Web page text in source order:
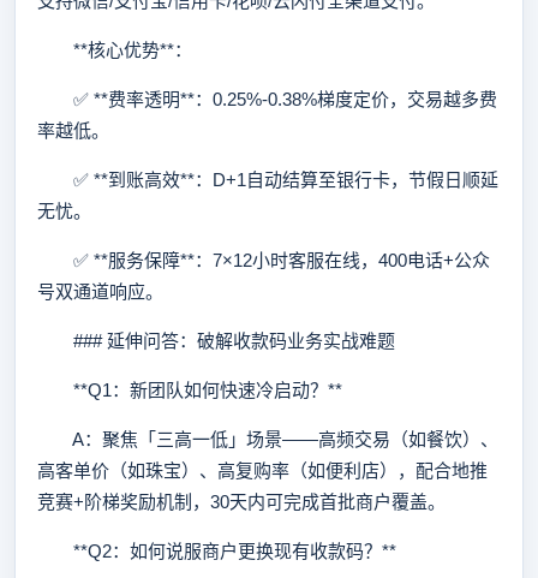
**核心优势**：
✅ **费率透明**：0.25%-0.38%梯度定价，交易越多费
率越低。
✅ **到账高效**：D+1自动结算至银行卡，节假日顺延
无忧。
✅ **服务保障**：7×12小时客服在线，400电话+公众
号双通道响应。
### 延伸问答：破解收款码业务实战难题
**Q1：新团队如何快速冷启动？**
A：聚焦「三高一低」场景——高频交易（如餐饮）、
高客单价（如珠宝）、高复购率（如便利店），配合地推
竞赛+阶梯奖励机制，30天内可完成首批商户覆盖。
**Q2：如何说服商户更换现有收款码？**